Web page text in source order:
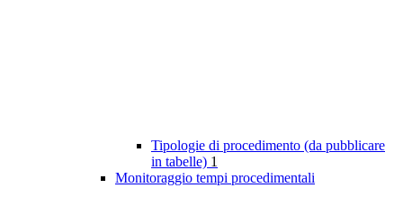
Tipologie di procedimento (da pubblicare
in tabelle) 1
Monitoraggio tempi procedimentali